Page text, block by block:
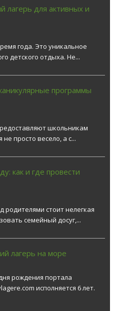
лагерь для активных и
года. Это уникальное
детского отдыха. Не...
программы
школьникам
просто весело, а с...
как и где провести
стоит нелегкая
семейный досуг,...
лагерь на море
рождения портала
исполняется 6 лет.